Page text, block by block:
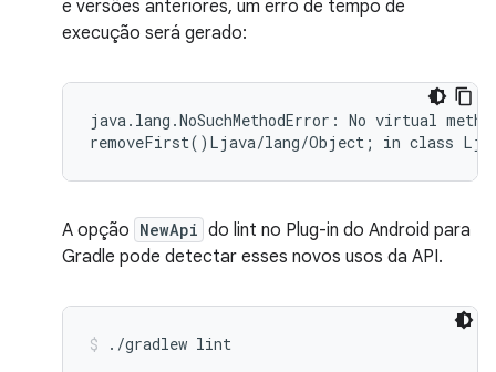
e versões anteriores, um erro de tempo de
execução será gerado:
java.lang.NoSuchMethodError: No virtual
A opção NewApi do lint no Plug-in do Android para
Gradle pode detectar esses novos usos da API.
./gradlew lint